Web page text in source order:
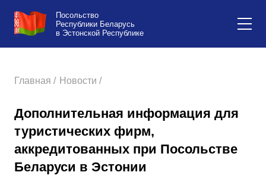
Посольство
Республики Беларусь
в Эстонской Республике
Главная / Новости /
Дополнительная информация для
туристических фирм,
аккредитованных при Посольстве
Беларуси в Эстонии